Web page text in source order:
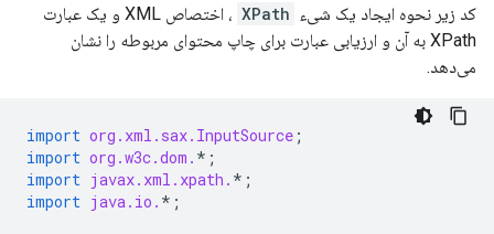
کد زیر نحوه ایجاد یک شیء XPath
، اختصاص XML و یک عبارت
XPath به آن و ارزیابی عبارت برای چاپ محتوای مربوطه را نشان
می‌دهد.
import org.xml.sax.InputSource ;
import org.w3c.dom. * ;
import javax.xml.xpath. * ;
import java.io. * ;